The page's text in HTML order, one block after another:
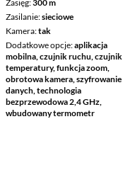
Zasięg 300 m
Zasilanie sieciowe
Kamera tak
Dodatkowe opcje aplikacja
mobilna, czujnik ruchu, czujnik
temperatury, funkcja zoom,
obrotowa kamera, szyfrowanie
danych, technologia
bezprzewodowa 2,4 GHz,
wbudowany termometr